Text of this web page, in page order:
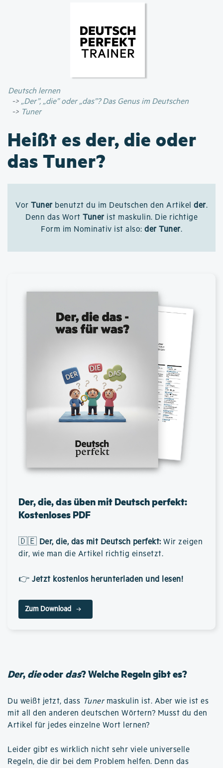
Inhalt
Deutsch lernen
„Der”, „die” oder „das”? Das Genus im Deutschen
Tuner
Heißt es der, die oder
das Tuner?
Vor Tuner benutzt du im Deutschen den Artikel der.
Denn das Wort Tuner ist maskulin. Die richtige
Form im Nominativ ist also: der Tuner.
Der, die, das üben mit Deutsch perfekt:
Kostenloses PDF
🇩🇪 Der, die, das mit Deutsch perfekt: Wir zeigen
dir, wie man die Artikel richtig einsetzt.
👉 Jetzt kostenlos herunterladen und lesen!
Zum Download
Der,dieoderdas? Welche Regeln gibt es?
Du weißt jetzt, dass Tunermaskulin ist. Aber wie ist es
mit all den anderen deutschen Wörtern? Musst du den
Artikel für jedes einzelne Wort lernen?
Leider gibt es wirklich nicht sehr viele universelle
Regeln, die dir bei dem Problem helfen. Denn das